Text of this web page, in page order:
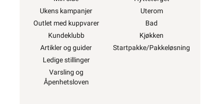
Ukens kampanjer
Outlet med kuppvarer
Kundeklubb
Artikler og guider
Ledige stillinger
Varsling og
Åpenhetsloven
Uterom
Bad
Kjøkken
Startpakke/Pakkeløsning